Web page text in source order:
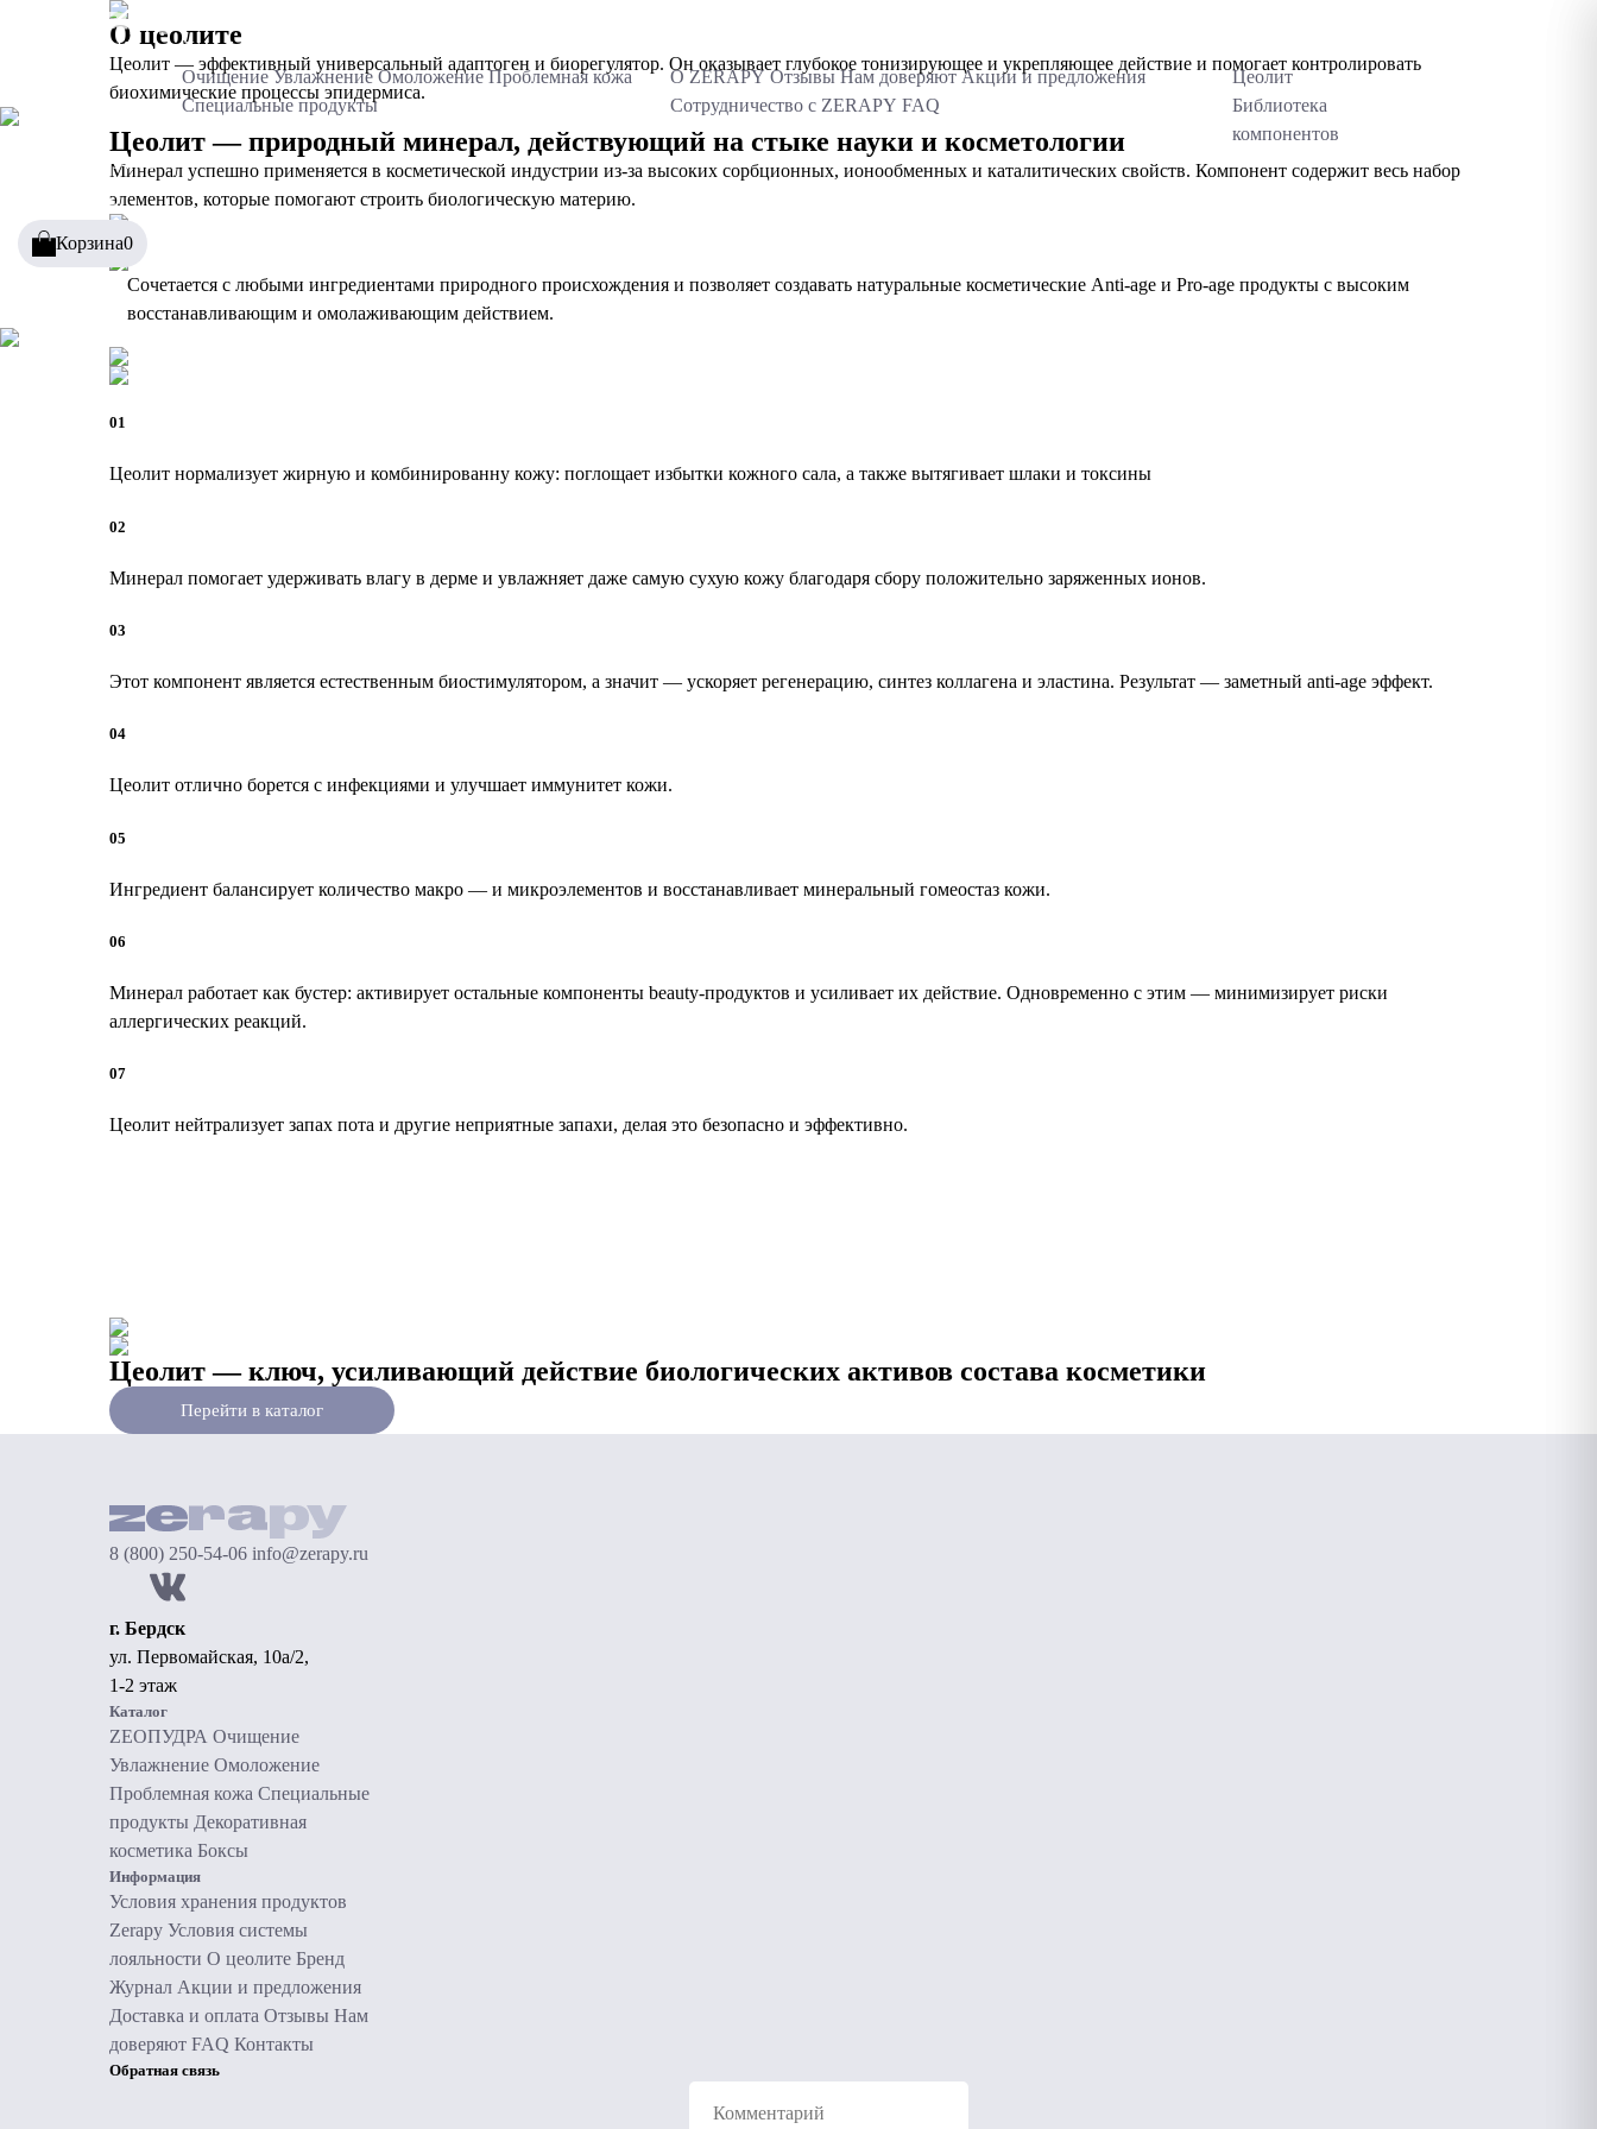
ZEOПУДРАКаталогЛинейки
Очищение Увлажнение Омоложение Проблемная кожа
Специальные продукты
О ZERAPY Отзывы Нам доверяют Акции и предложения
Сотрудничество с ZERAPY FAQ
Цеолит
Библиотека
компонентов
8 (800) 250-54-06
Корзина0
О цеолите
Цеолит — эффективный универсальный адаптоген и биорегулятор. Он оказывает глубокое тонизирующее и укрепляющее действие и помогает контролировать
биохимические процессы эпидермиса.
Цеолит — природный минерал, действующий на стыке науки и косметологии
Минерал успешно применяется в косметической индустрии из-за высоких сорбционных, ионообменных и каталитических свойств. Компонент содержит весь набор
элементов, которые помогают строить биологическую материю.
Сочетается с любыми ингредиентами природного происхождения и позволяет создавать натуральные косметические Anti-age и Pro-age продукты с высоким
восстанавливающим и омолаживающим действием.
01
Цеолит нормализует жирную и комбинированну кожу: поглощает избытки кожного сала, а также вытягивает шлаки и токсины
02
Минерал помогает удерживать влагу в дерме и увлажняет даже самую сухую кожу благодаря сбору положительно заряженных ионов.
03
Этот компонент является естественным биостимулятором, а значит — ускоряет регенерацию, синтез коллагена и эластина. Результат — заметный anti-age эффект.
04
Цеолит отлично борется с инфекциями и улучшает иммунитет кожи.
05
Ингредиент балансирует количество макро — и микроэлементов и восстанавливает минеральный гомеостаз кожи.
06
Минерал работает как бустер: активирует остальные компоненты beauty-продуктов и усиливает их действие. Одновременно с этим — минимизирует риски
аллергических реакций.
07
Цеолит нейтрализует запах пота и другие неприятные запахи, делая это безопасно и эффективно.
Цеолит — ключ, усиливающий действие биологических активов состава косметики
Перейти в каталог
8 (800) 250-54-06 info@zerapy.ru
г. Бердск
ул. Первомайская, 10а/2,
1-2 этаж
Каталог
ZEOПУДРА Очищение
Увлажнение Омоложение
Проблемная кожа Специальные
продукты Декоративная
косметика Боксы
Информация
Условия хранения продуктов
Zerapy Условия системы
лояльности О цеолите Бренд
Журнал Акции и предложения
Доставка и оплата Отзывы Нам
доверяют FAQ Контакты
Обратная связь